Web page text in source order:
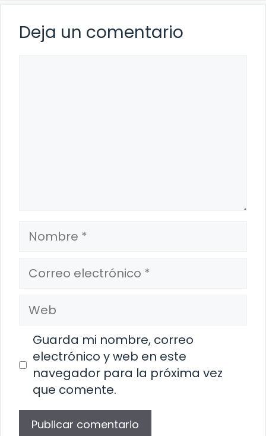
Deja un comentario
Nombre
Correo
electrónico
Web
Guarda mi nombre, correo
electrónico y web en este
navegador para la próxima vez
que comente.